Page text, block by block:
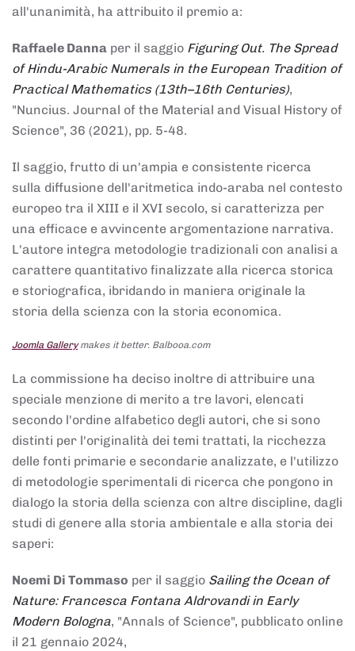
all'unanimità, ha attribuito il premio a:
Raffaele Danna per il saggio Figuring Out. The Spread
of Hindu-Arabic Numerals in the European Tradition of
Practical Mathematics (13th–16th Centuries),
"Nuncius. Journal of the Material and Visual History of
Science", 36 (2021), pp. 5-48.
Il saggio, frutto di un'ampia e consistente ricerca
sulla diffusione dell'aritmetica indo-araba nel contesto
europeo tra il XIII e il XVI secolo, si caratterizza per
una efficace e avvincente argomentazione narrativa.
L'autore integra metodologie tradizionali con analisi a
carattere quantitativo finalizzate alla ricerca storica
e storiografica, ibridando in maniera originale la
storia della scienza con la storia economica.
Joomla Gallerymakes it better. Balbooa.com
La commissione ha deciso inoltre di attribuire una
speciale menzione di merito a tre lavori, elencati
secondo l'ordine alfabetico degli autori, che si sono
distinti per l'originalità dei temi trattati, la ricchezza
delle fonti primarie e secondarie analizzate, e l'utilizzo
di metodologie sperimentali di ricerca che pongono in
dialogo la storia della scienza con altre discipline, dagli
studi di genere alla storia ambientale e alla storia dei
saperi:
Noemi Di Tommaso per il saggio Sailing the Ocean of
Nature: Francesca Fontana Aldrovandi in Early
Modern Bologna, "Annals of Science", pubblicato online
il 21 gennaio 2024,